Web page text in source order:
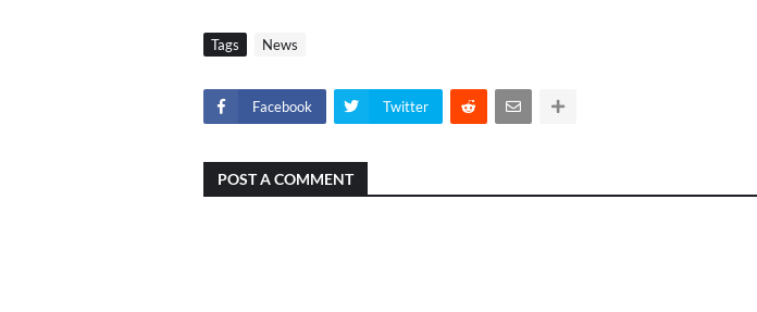
Tags News
Facebook Twitter
POST A COMMENT